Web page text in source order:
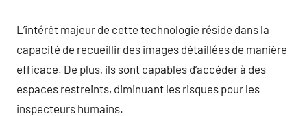
L’intérêt majeur de cette technologie réside dans la
capacité de recueillir des images détaillées de manière
efficace. De plus, ils sont capables d’accéder à des
espaces restreints, diminuant les risques pour les
inspecteurs humains.